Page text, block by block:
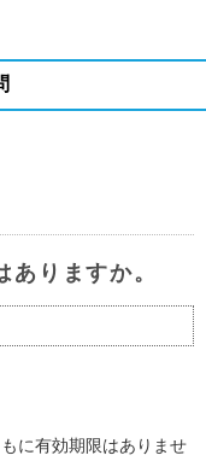
りますか。
に有効期限はありませ